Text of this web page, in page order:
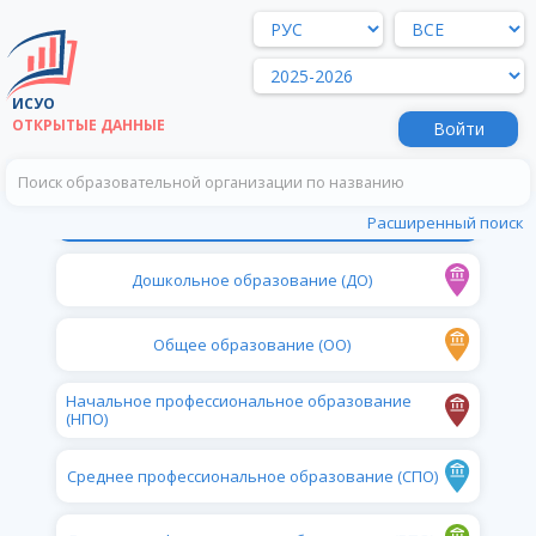
Все образовательные организации
Дошкольное образование (ДО)
Общее образование (ОО)
Начальное профессиональное образование
(НПО)
Среднее профессиональное образование (СПО)
ИСУО
ОТКРЫТЫЕ ДАННЫЕ
Расширенный поиск
Войти